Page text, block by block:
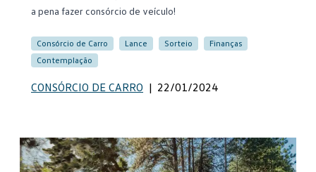
a pena fazer consórcio de veículo!
Consórcio de Carro Lance Sorteio
Finanças
Contemplação
CONSÓRCIO DE CARRO | 22/01/2024